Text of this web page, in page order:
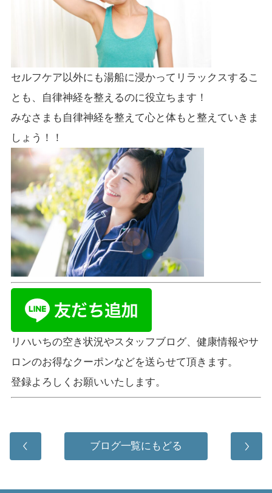
セルフケア以外にも湯船に浸かってリラックスするこ
とも、自律神経を整えるのに役立ちます！
みなさまも自律神経を整えて心と体もと整えていきま
しょう！！
リハいちの空き状況やスタッフブログ、健康情報やサ
ロンのお得なクーポンなどを送らせて頂きます。
登録よろしくお願いいたします。
ブログ一覧にもどる